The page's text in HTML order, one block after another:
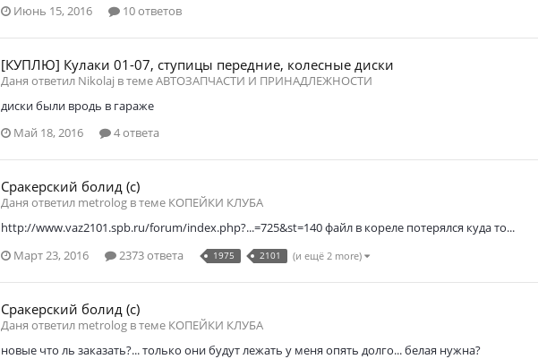
Июнь 15, 2016
10 ответов
[КУПЛЮ] Кулаки 01-07, ступицы передние, колесные диски
Даня ответил Nikolaj в темеАВТОЗАПЧАСТИ И ПРИНАДЛЕЖНОСТИ
диски были вродь в гараже
Май 18, 2016
4 ответа
Сракерский болид (с)
Даня ответил metrolog в теме КОПЕЙКИ КЛУБА
http://www.vaz2101.spb.ru/forum/index.php?...=725&st=140 файл в кореле потерялся куда то...
Март 23, 2016
2373 ответа 1975 2101 (и ещё 2 more)
Сракерский болид (с)
Даня ответил metrolog в теме КОПЕЙКИ КЛУБА
новые что ль заказать?... только они будут лежать у меня опять долго... белая нужна?